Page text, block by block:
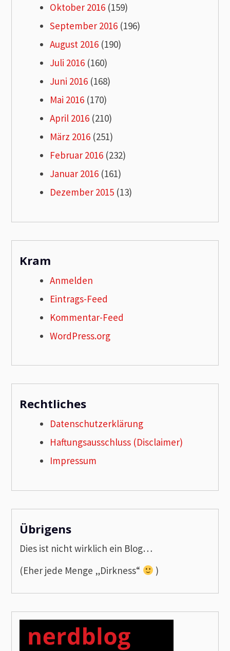
Oktober 2016 (159)
September 2016 (196)
August 2016 (190)
Juli 2016 (160)
Juni 2016 (168)
Mai 2016 (170)
April 2016 (210)
März 2016 (251)
Februar 2016 (232)
Januar 2016 (161)
Dezember 2015 (13)
Kram
Anmelden
Eintrags-Feed
Kommentar-Feed
WordPress.org
Rechtliches
Datenschutzerklärung
Haftungsausschluss (Disclaimer)
Impressum
Übrigens
Dies ist nicht wirklich ein Blog…
(Eher jede Menge „Dirkness“
)